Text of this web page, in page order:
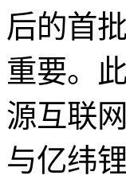
后的首
重要。
源互联
与亿纬